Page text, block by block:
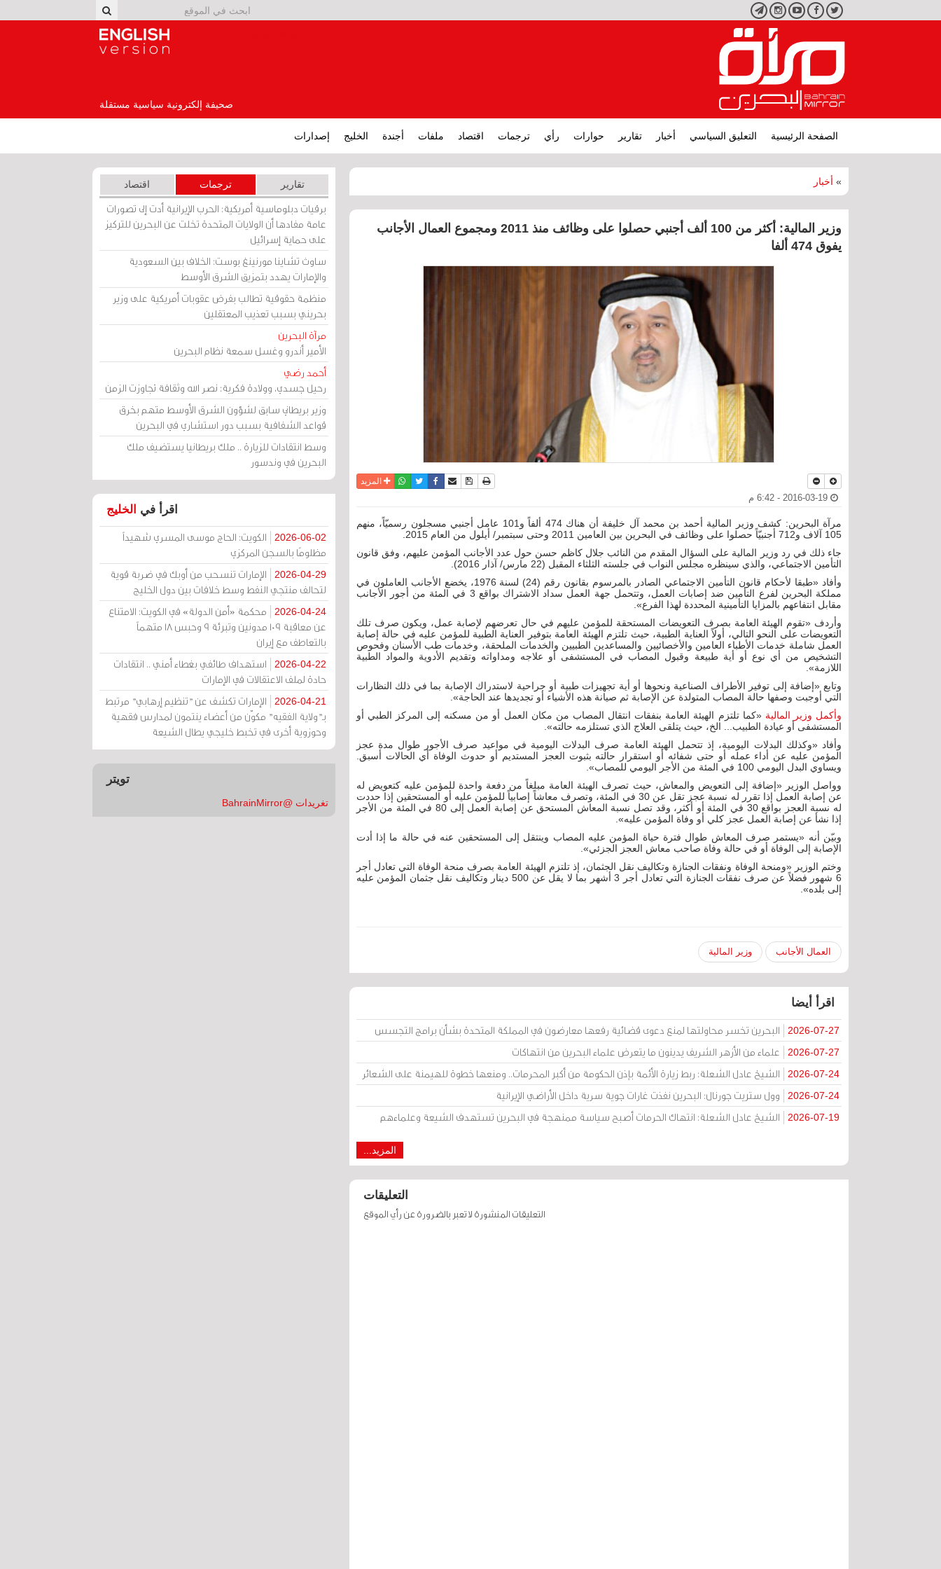
تويتر فيسبوكيوتيوبانستجرامتليجرام
صحيفة إلكترونية سياسية مستقلة
الصفحة الرئيسية التعليق السياسي أخبار تقارير حوارات رأي ترجمات اقتصاد ملفات أجندة الخليج إصدارات
» أخبار
وزير المالية: أكثر من 100 ألف أجنبي حصلوا على وظائف منذ 2011 ومجموع العمال الأجانب
يفوق 474 ألفا
نسخة للطباعة
حفظ الموضوع
أرسل الى صديق
فيسبوكتويترواتسابالمزيد
مرآة البحرين: كشف وزير المالية أحمد بن محمد آل خليفة أن هناك 474 ألفاً و101 عامل أجنبي مسجلون رسميّاً، منهم
105 آلاف و712 أجنبيّاً حصلوا على وظائف في البحرين بين العامين 2011 وحتى سبتمبر/ أيلول من العام 2015.
جاء ذلك في رد وزير المالية على السؤال المقدم من النائب جلال كاظم حسن حول عدد الأجانب المؤمن عليهم، وفق قانون
التأمين الاجتماعي، والذي سينظره مجلس النواب في جلسته الثلثاء المقبل (22 مارس/ آذار 2016).
وأفاد «طبقا لأحكام قانون التأمين الاجتماعي الصادر بالمرسوم بقانون رقم (24) لسنة 1976، يخضع الأجانب العاملون في
مملكة البحرين لفرع التأمين ضد إصابات العمل، وتتحمل جهة العمل سداد الاشتراك بواقع 3 في المئة من أجور الأجانب
مقابل انتفاعهم بالمزايا التأمينية المحددة لهذا الفرع».
وأردف «تقوم الهيئة العامة بصرف التعويضات المستحقة للمؤمن عليهم في حال تعرضهم لإصابة عمل، ويكون صرف تلك
التعويضات على النحو التالي، أولاً العناية الطبية، حيث تلتزم الهيئة العامة بتوفير العناية الطبية للمؤمن عليه في حالة إصابة
العمل شاملة خدمات الأطباء العامين والأخصائيين والمساعدين الطبيين والخدمات الملحقة، وخدمات طب الأسنان وفحوص
التشخيص من أي نوع أو أية طبيعة وقبول المصاب في المستشفى أو علاجه ومداواته وتقديم الأدوية والمواد الطبية
اللازمة».
وتابع «إضافة إلى توفير الأطراف الصناعية ونحوها أو أية تجهيزات طبية أو جراحية لاستدراك الإصابة بما في ذلك النظارات
التي أوجبت وصفها حالة المصاب المتولدة عن الإصابة ثم صيانة هذه الأشياء أو تجديدها عند الحاجة».
وأكمل وزير المالية «كما تلتزم الهيئة العامة بنفقات انتقال المصاب من مكان العمل أو من مسكنه إلى المركز الطبي أو
المستشفى أو عيادة الطبيب... الخ، حيث يتلقى العلاج الذي تستلزمه حالته».
وأفاد «وكذلك البدلات اليومية، إذ تتحمل الهيئة العامة صرف البدلات اليومية في مواعيد صرف الأجور طوال مدة عجز
المؤمن عليه عن أداء عمله أو حتى شفائه أو استقرار حالته بثبوت العجز المستديم أو حدوث الوفاة أي الحالات أسبق.
ويساوي البدل اليومي 100 في المئة من الأجر اليومي للمصاب».
وواصل الوزير «إضافة إلى التعويض والمعاش، حيث تصرف الهيئة العامة مبلغاً من دفعة واحدة للمؤمن عليه كتعويض له
عن إصابة العمل إذا تقرر له نسبة عجز تقل عن 30 في المئة، وتصرف معاشاً إصابياً للمؤمن عليه أو المستحقين إذا حددت
له نسبة العجز بواقع 30 في المئة أو أكثر، وقد تصل نسبة المعاش المستحق عن إصابة العمل إلى 80 في المئة من الأجر
إذا نشأ عن إصابة العمل عجز كلي أو وفاة المؤمن عليه».
وبيّن أنه «يستمر صرف المعاش طوال فترة حياة المؤمن عليه المصاب وينتقل إلى المستحقين عنه في حالة ما إذا أدت
الإصابة إلى الوفاة أو في حالة وفاة صاحب معاش العجز الجزئي».
وختم الوزير «ومنحة الوفاة ونفقات الجنازة وتكاليف نقل الجثمان، إذ تلتزم الهيئة العامة بصرف منحة الوفاة التي تعادل أجر
6 شهور فضلاً عن صرف نفقات الجنازة التي تعادل أجر 3 أشهر بما لا يقل عن 500 دينار وتكاليف نقل جثمان المؤمن عليه
إلى بلده».
العمال الأجانب وزير المالية
اقرأ أيضا
2026-07-27 البحرين تخسر محاولتها لمنع دعوى قضائية رفعها معارضون في المملكة المتحدة بشأن برامج التجسس
2026-07-27 علماء من الأزهر الشريف يدينون ما يتعرض علماء البحرين من انتهاكات
2026-07-24 الشيخ عادل الشعلة: ربط زيارة الأئمة بإذن الحكومة من أكبر المحرمات.. ومنعها خطوة للهيمنة على الشعائر
2026-07-24 وول ستريت جورنال: البحرين نفذت غارات جوية سرية داخل الأراضي الإيرانية
2026-07-19 الشيخ عادل الشعلة: انتهاك الحرمات أصبح سياسة ممنهجة في البحرين تستهدف الشيعة وعلماءهم
المزيد...
التعليقات
التعليقات المنشورة لا تعبر بالضرورة عن رأي الموقع
تقارير ترجمات اقتصاد
برقيات دبلوماسية أمريكية: الحرب الإيرانية أدت إلى تصورات
عامة مفادها أن الولايات المتحدة تخلت عن البحرين للتركيز
على حماية إسرائيل
ساوث تشاينا مورنينغ بوست: الخلاف بين السعودية
والإمارات يهدد بتمزيق الشرق الأوسط
منظمة حقوقية تطالب بفرض عقوبات أمريكية على وزير
بحريني بسبب تعذيب المعتقلين
مرآة البحرين
الأمير أندرو وغسل سمعة نظام البحرين
أحمد رضي
رحيل جسدي، وولادة فكرية: نصر الله وثقافة تجاوزت الزمن
وزير بريطاني سابق لشؤون الشرق الأوسط متهم بخرق
قواعد الشفافية بسبب دور استشاري في البحرين
وسط انتقادات للزيارة .. ملك بريطانيا يستضيف ملك
البحرين في وندسور
اقرأ في الخليج
2026-06-02
الكويت: الحاج موسى المسري شهيداً
مظلومًا بالسجن المركزي
2026-04-29
الإمارات تنسحب من أوبك في ضربة قوية
لتحالف منتجي النفط وسط خلافات بين دول الخليج
2026-04-24
محكمة «أمن الدولة» في الكويت: الامتناع
عن معاقبة 109 مدونين وتبرئة 9 وحبس 18 متهماً
بالتعاطف مع إيران
2026-04-22
استهداف طائفي بغطاء أمني .. انتقادات
حادة لملف الاعتقالات في الإمارات
2026-04-21
الإمارات تكشف عن "تنظيم إرهابي" مرتبط
بـ"ولاية الفقيه" مكوّن من أعضاء ينتمون لمدارس فقهية
وحوزوية أخرى في تخبط خليجي يطال الشيعة
تويتر
تغريدات @BahrainMirror